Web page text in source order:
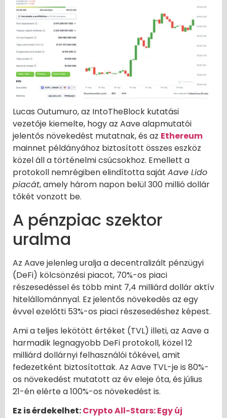
Lucas Outumuro, az IntoTheBlock kutatási
vezetője kiemelte, hogy az Aave alapmutatói
jelentős növekedést mutatnak, és az Ethereum
mainnet példányához biztosított összes eszköz
közel áll a történelmi csúcsokhoz. Emellett a
protokoll nemrégiben elindította saját Aave Lido
piacát, amely három napon belül 300 millió dollár
tőkét vonzott be.
A pénzpiac szektor
uralma
Az Aave jelenleg uralja a decentralizált pénzügyi
(DeFi) kölcsönzési piacot, 70%-os piaci
részesedéssel és több mint 7,4 milliárd dollár aktív
hitelállománnyal. Ez jelentős növekedés az egy
évvel ezelőtti 53%-os piaci részesedéshez képest.
Ami a teljes lekötött értéket (TVL) illeti, az Aave a
harmadik legnagyobb DeFi protokoll, közel 12
milliárd dollárnyi felhasználói tőkével, amit
fedezetként biztosítottak. Az Aave TVL-je is 80%-
os növekedést mutatott az év eleje óta, és július
21-én elérte a 100%-os növekedést is.
Ez is érdekelhet:Crypto All-Stars: Egy új